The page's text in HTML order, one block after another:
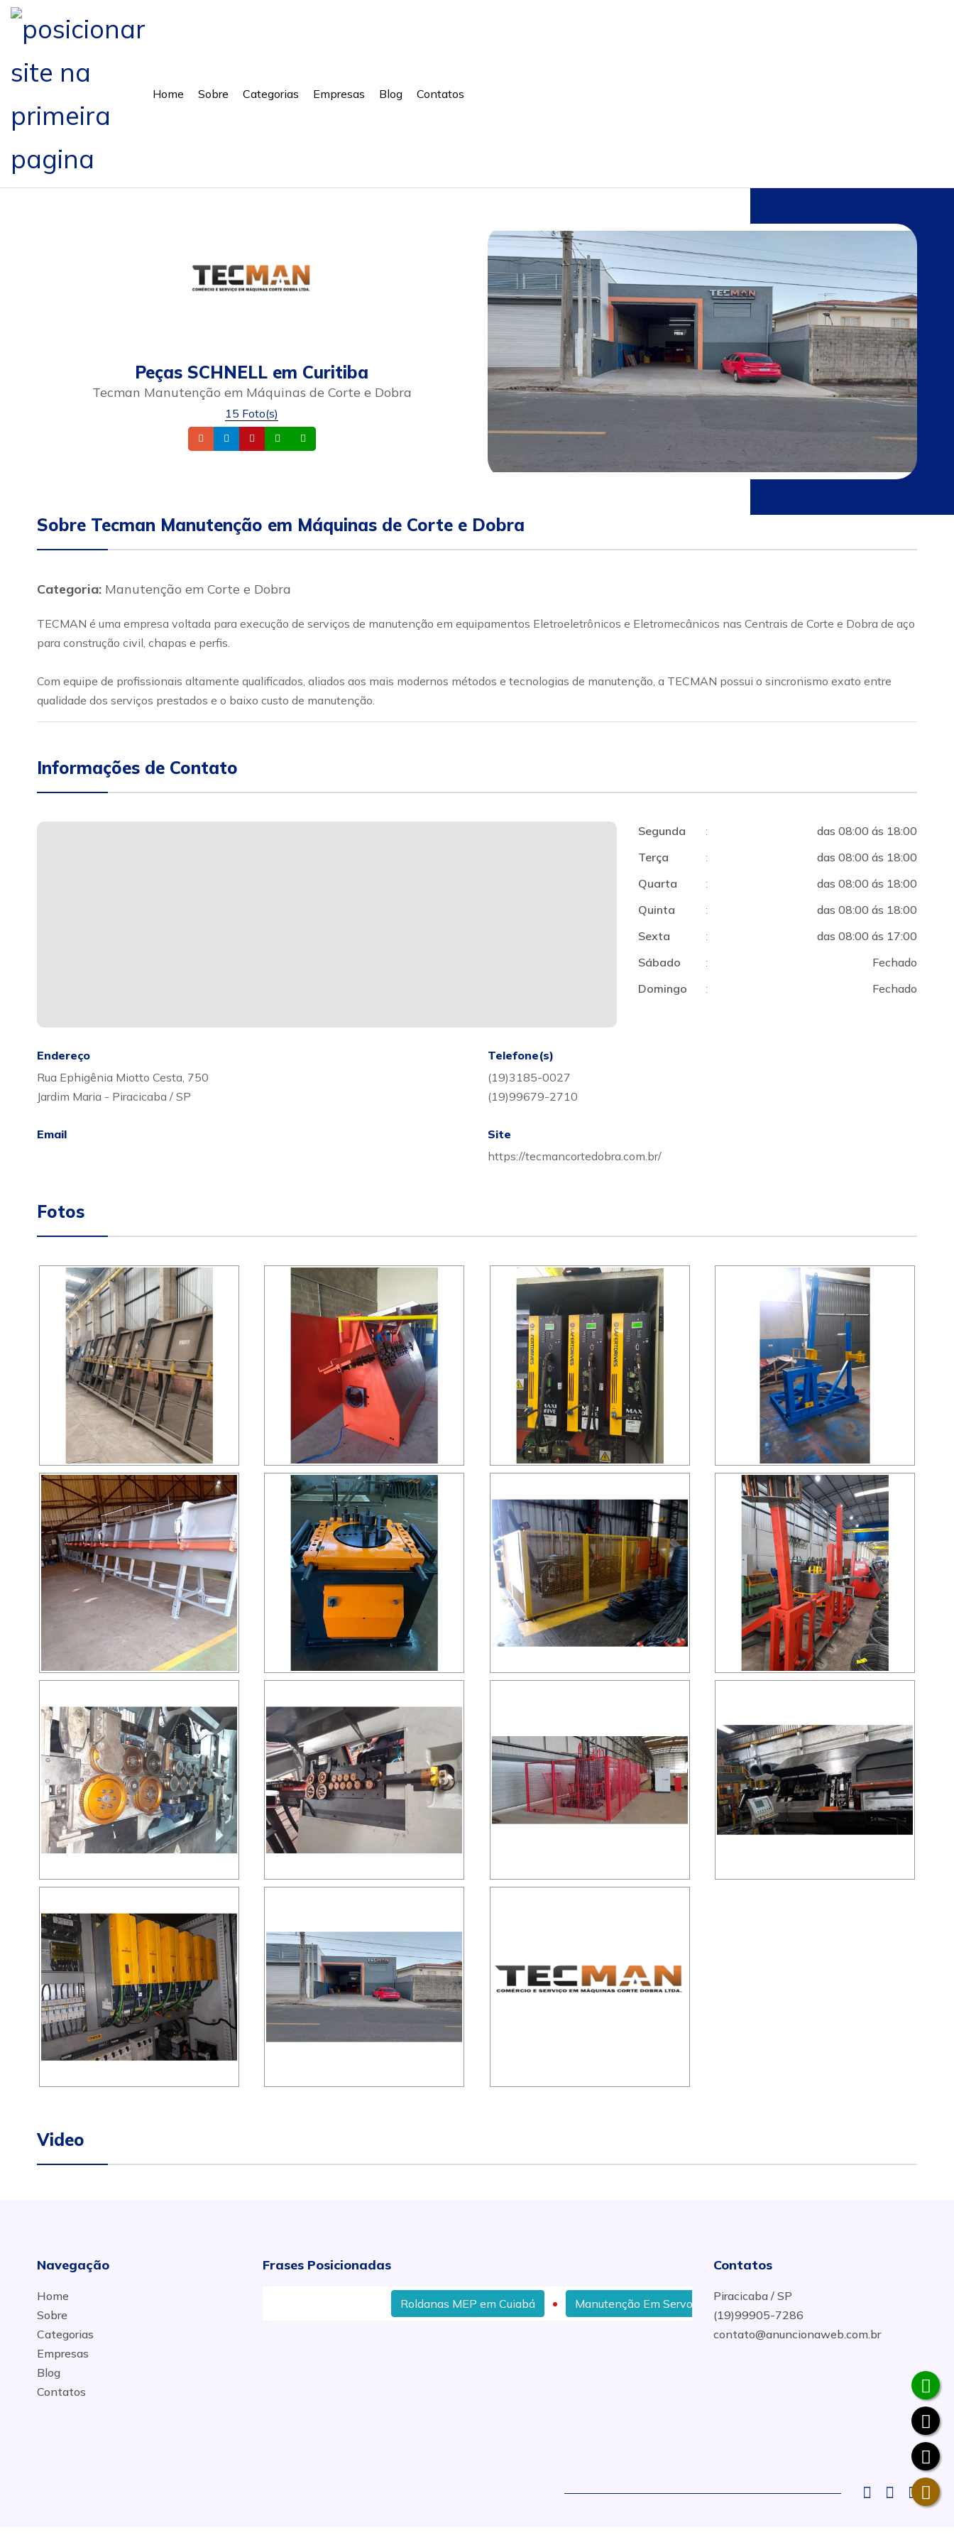
Home Sobre Categorias Empresas Blog Contatos
Peças SCHNELL em Curitiba
Tecman Manutenção em Máquinas de Corte e Dobra
15 Foto(s)
TelefoneInstagram
Site Whatsapp
Sobre Tecman Manutenção em Máquinas de Corte e Dobra
Categoria: Manutenção em Corte e Dobra
TECMAN é uma empresa voltada para execução de serviços de manutenção em equipamentos Eletroeletrônicos e Eletromecânicos nas Centrais de Corte e Dobra de aço
para construção civil, chapas e perfis.
Com equipe de profissionais altamente qualificados, aliados aos mais modernos métodos e tecnologias de manutenção, a TECMAN possui o sincronismo exato entre
qualidade dos serviços prestados e o baixo custo de manutenção.
Informações de Contato
Segunda :
das 08:00 ás 18:00
Terça
:
das 08:00 ás 18:00
Quarta
:
das 08:00 ás 18:00
Quinta
:
das 08:00 ás 18:00
Sexta
:
das 08:00 ás 17:00
Sábado
:
Fechado
Domingo
: Fechado
Endereço
Rua Ephigênia Miotto Cesta, 750
Jardim Maria - Piracicaba / SP
Telefone(s)
(19)3185-0027
(19)99679-2710
Email
Site
https://tecmancortedobra.com.br/
Fotos
Video
Navegação
Home
Sobre
Categorias
Empresas
Blog
Contatos
Frases Posicionadas
Roldanas MEP em Cuiabá Manutenção Em Servo Drive em Campinas Manutenção Em Servo Drive em
Contatos
Piracicaba / SP
(19)99905-7286
contato@anuncionaweb.com.br